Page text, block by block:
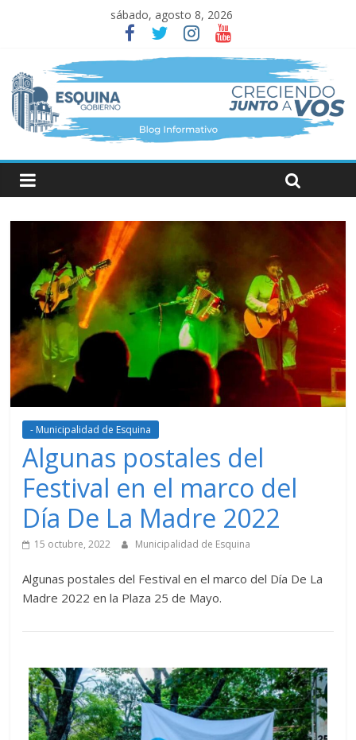
sábado, agosto 8, 2026
- Municipalidad de Esquina
Algunas postales del
Festival en el marco del
Día De La Madre 2022
15 octubre, 2022 Municipalidad de Esquina
Algunas postales del Festival en el marco del Día De La
Madre 2022 en la Plaza 25 de Mayo.